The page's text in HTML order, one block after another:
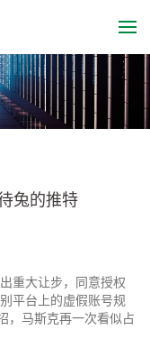
兔的推特
重大让步，同意授权
平台上的虚假账号规
，马斯克再一次看似占